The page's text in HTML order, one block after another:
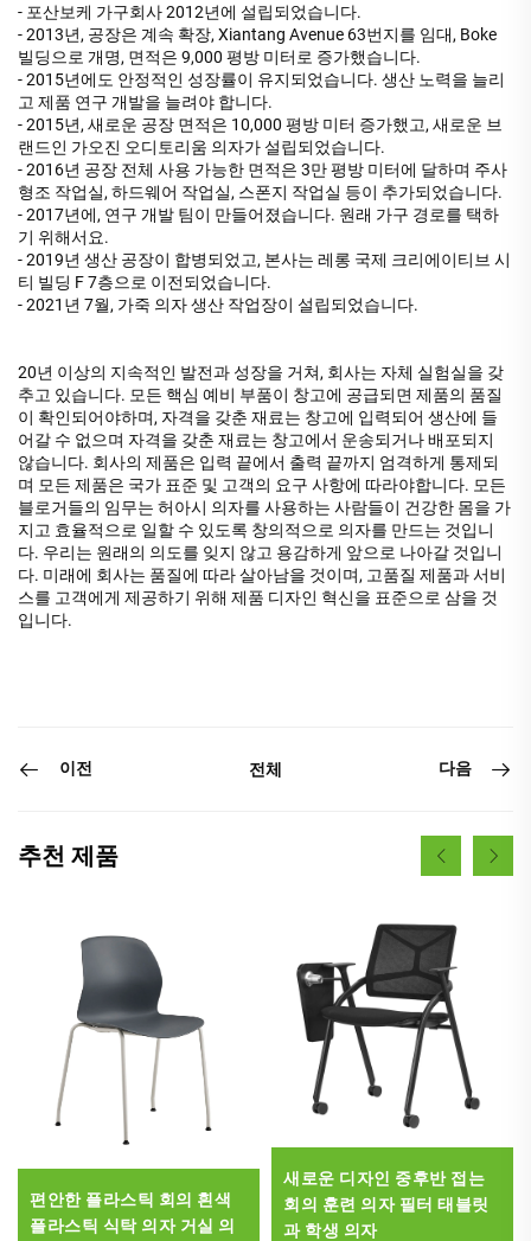
- 포산보케 가구회사 2012년에 설립되었습니다.
- 2013년, 공장은 계속 확장, Xiantang Avenue 63번지를 임대, Boke
빌딩으로 개명, 면적은 9,000 평방 미터로 증가했습니다.
- 2015년에도 안정적인 성장률이 유지되었습니다. 생산 노력을 늘리
고 제품 연구 개발을 늘려야 합니다.
- 2015년, 새로운 공장 면적은 10,000 평방 미터 증가했고, 새로운 브
랜드인 가오진 오디토리움 의자가 설립되었습니다.
- 2016년 공장 전체 사용 가능한 면적은 3만 평방 미터에 달하며 주사
형조 작업실, 하드웨어 작업실, 스폰지 작업실 등이 추가되었습니다.
- 2017년에, 연구 개발 팀이 만들어졌습니다. 원래 가구 경로를 택하
기 위해서요.
- 2019년 생산 공장이 합병되었고, 본사는 레롱 국제 크리에이티브 시
티 빌딩 F 7층으로 이전되었습니다.
- 2021년 7월, 가죽 의자 생산 작업장이 설립되었습니다.
20년 이상의 지속적인 발전과 성장을 거쳐, 회사는 자체 실험실을 갖
추고 있습니다. 모든 핵심 예비 부품이 창고에 공급되면 제품의 품질
이 확인되어야하며, 자격을 갖춘 재료는 창고에 입력되어 생산에 들
어갈 수 없으며 자격을 갖춘 재료는 창고에서 운송되거나 배포되지
않습니다. 회사의 제품은 입력 끝에서 출력 끝까지 엄격하게 통제되
며 모든 제품은 국가 표준 및 고객의 요구 사항에 따라야합니다. 모든
블로거들의 임무는 허아시 의자를 사용하는 사람들이 건강한 몸을 가
지고 효율적으로 일할 수 있도록 창의적으로 의자를 만드는 것입니
다. 우리는 원래의 의도를 잊지 않고 용감하게 앞으로 나아갈 것입니
다. 미래에 회사는 품질에 따라 살아남을 것이며, 고품질 제품과 서비
스를 고객에게 제공하기 위해 제품 디자인 혁신을 표준으로 삼을 것
입니다.
이전 전체 다음
추천 제품
편안한 플라스틱 회의 흰색
플라스틱 식탁 의자 거실 의
새로운 디자인 중후반 접는
회의 훈련 의자 필터 태블릿
과 학생 의자